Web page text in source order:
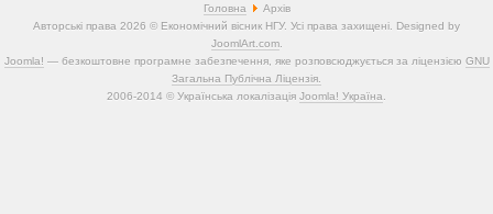
Головна
Архів
Авторські права 2026 © Економічний вісник НГУ. Усі права захищені. Designed by
JoomlArt.com.
Joomla! — безкоштовне програмне забезпечення, яке розповсюджується за ліцензією GNU
Загальна Публічна Ліцензія.
2006-2014 © Українська локалізація Joomla! Україна